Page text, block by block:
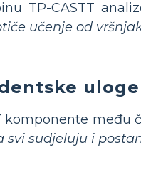
TP-CASTT
učenje od
komponente među
svi sudjeluju i